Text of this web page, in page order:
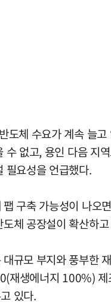
도체 수요가 계속 늘
수 없고, 용인 다음 지
필요성을 언급했다.
구축 가능성이 나오
체 공장설이 확산하
규모 부지와 풍부한
재생에너지 100%) 제
있다.